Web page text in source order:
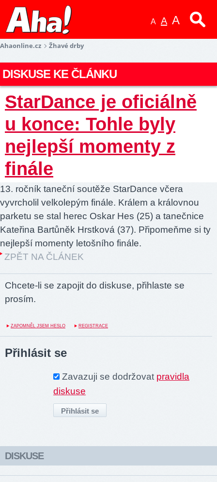
A A A
Ahaonline.cz Žhavé drby
DISKUSE KE ČLÁNKU
StarDance je oficiálně
u konce: Tohle byly
nejlepší momenty z
finále
13. ročník taneční soutěže StarDance včera
vyvrcholil velkolepým finále. Králem a královnou
parketu se stal herec Oskar Hes (25) a tanečnice
Kateřina Bartůněk Hrstková (37). Připomeňme si ty
nejlepší momenty letošního finále.
ZPĚT NA ČLÁNEK
Chcete-li se zapojit do diskuse, přihlaste se
prosím.
ZAPOMNĚL JSEM HESLO REGISTRACE
Přihlásit se
Zavazuji se dodržovat pravidla
diskuse
DISKUSE